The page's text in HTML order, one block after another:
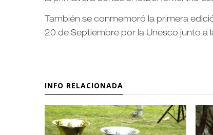
También se conmemoró la primera
20 de Septiembre por la Unesco junto a
INFO RELACIONADA